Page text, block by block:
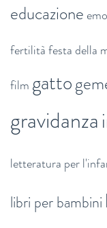
educazione
fertilitàfesta della
film gatto
gravidanza
letteratura per
libri per bambini